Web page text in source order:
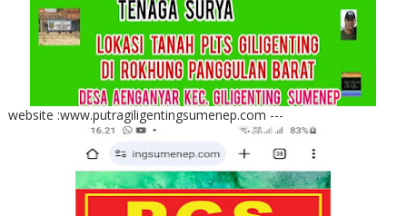
website :www.putragiligentingsumenep.com ---